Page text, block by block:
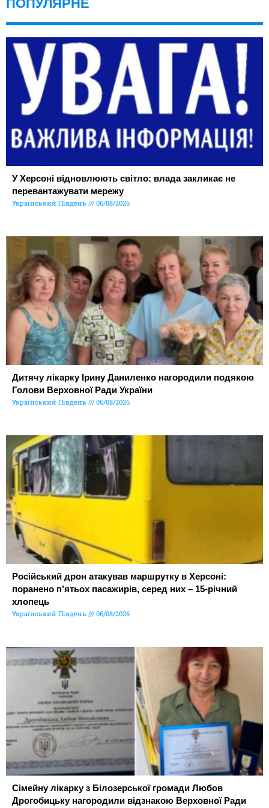
ПОПУЛЯРНЕ
У Херсоні відновлюють світло: влада закликає не
перевантажувати мережу
Український Південь 06/08/2026
Дитячу лікарку Ірину Даниленко нагородили подякою
Голови Верховної Ради України
Український Південь 06/08/2026
Російський дрон атакував маршрутку в Херсоні:
поранено п’ятьох пасажирів, серед них – 15-річний
хлопець
Український Південь 06/08/2026
Сімейну лікарку з Білозерської громади Любов
Дрогобицьку нагородили відзнакою Верховної Ради